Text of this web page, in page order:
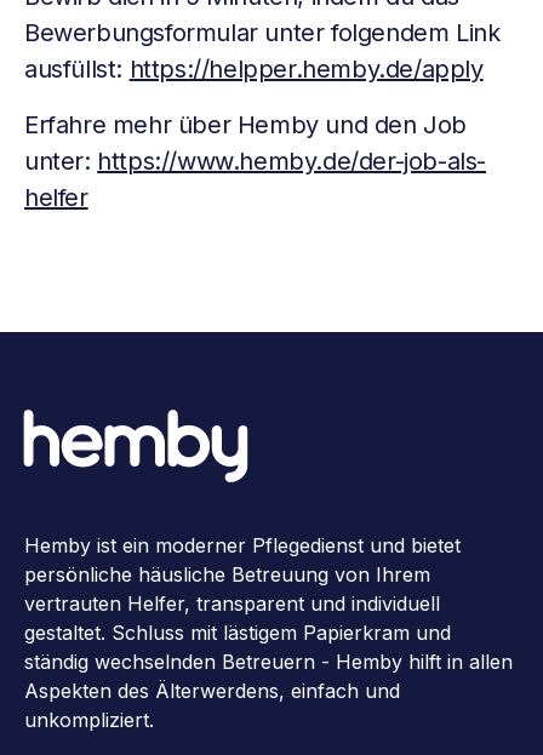
Bewerbungsformular unter folgendem Link
ausfüllst: https://helpper.hemby.de/apply
Erfahre mehr über Hemby und den Job
unter: https://www.hemby.de/der-job-als-
helfer
Hemby ist ein moderner Pflegedienst und bietet
persönliche häusliche Betreuung von Ihrem
vertrauten Helfer, transparent und individuell
gestaltet. Schluss mit lästigem Papierkram und
ständig wechselnden Betreuern - Hemby hilft in allen
Aspekten des Älterwerdens, einfach und
unkompliziert.